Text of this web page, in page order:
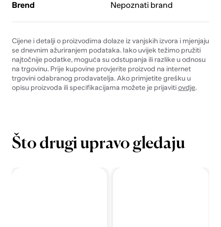
Brend Nepoznati brand
Cijene i detalji o proizvodima dolaze iz vanjskih izvora i mjenjaju
se dnevnim ažuriranjem podataka. Iako uvijek težimo pružiti
najtočnije podatke, moguća su odstupanja ili razlike u odnosu
na trgovinu. Prije kupovine provjerite proizvod na internet
trgovini odabranog prodavatelja. Ako primjetite grešku u
opisu proizvoda ili specifikacijama možete je prijavitiovdje.
Što drugi upravo gledaju